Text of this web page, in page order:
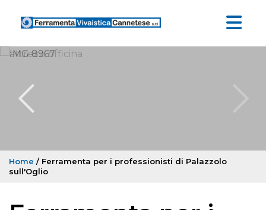
Home / Ferramenta per i professionisti di Palazzolo
sull'Oglio